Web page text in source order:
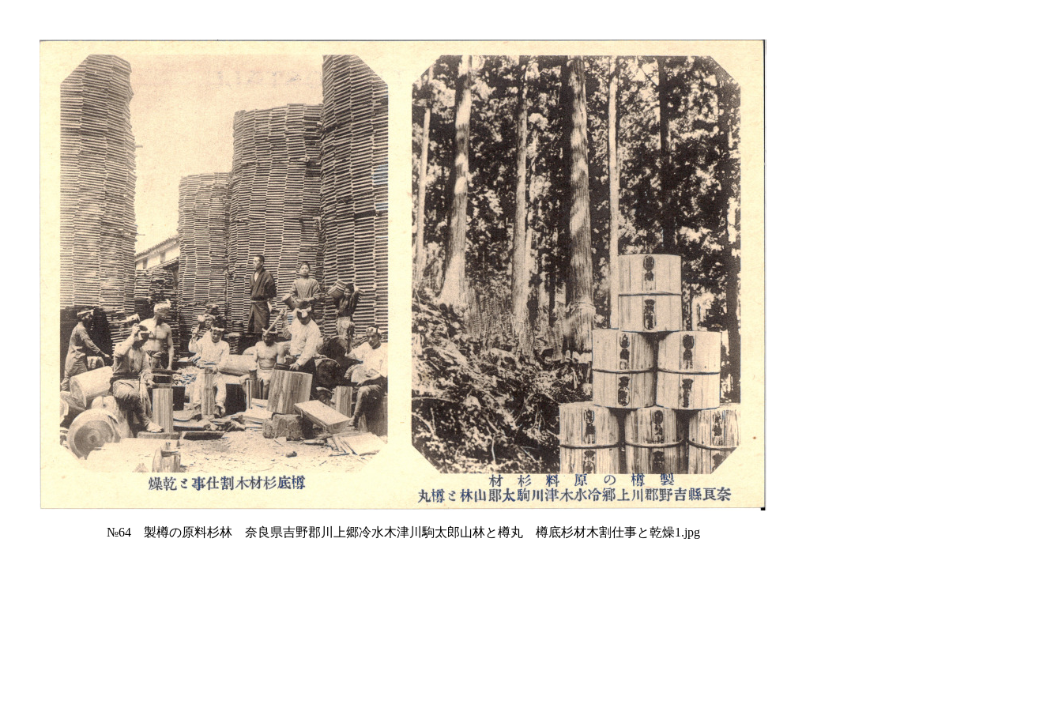
№64 製樽の原料杉林 奈良県吉野郡川上郷冷水木津川駒太郎山林と樽丸 樽底杉材木割仕事と乾燥1.jpg